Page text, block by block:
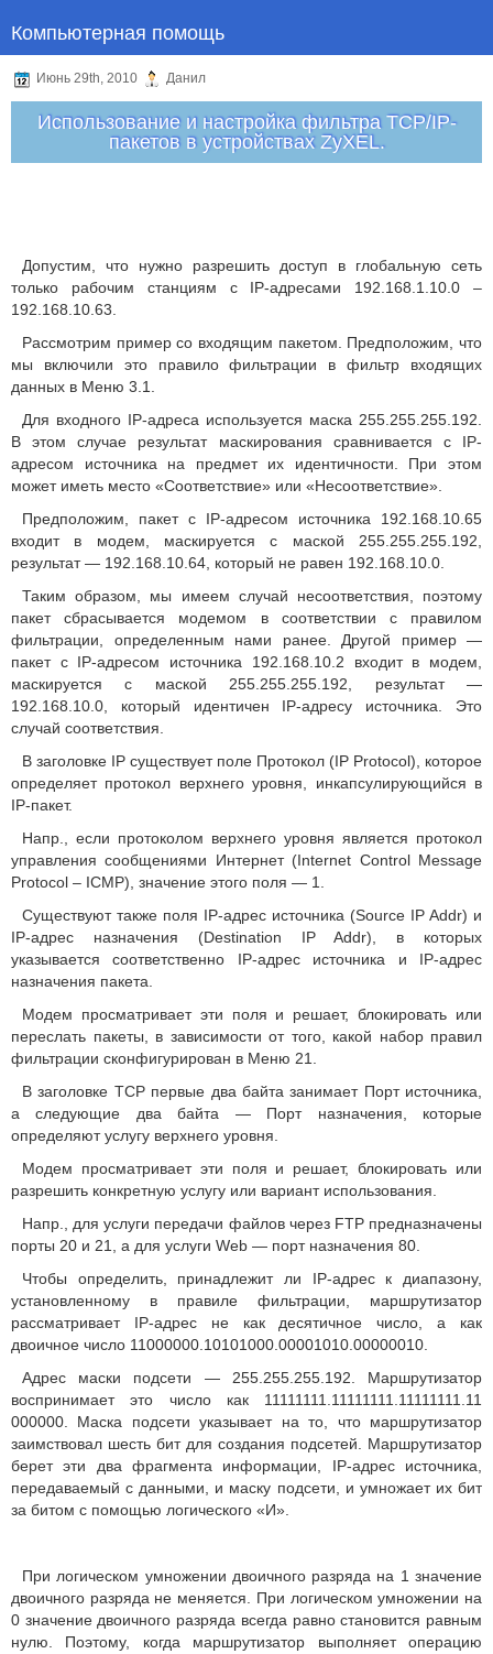
Компьютерная помощь
Июнь 29th, 2010 Данил
Использование и настройка фильтра TCP/IP-
пакетов в устройствах ZyXEL.
Допустим, что нужно разрешить доступ в глобальную сеть
только рабочим станциям с IP-адресами 192.168.1.10.0 –
192.168.10.63.
Рассмотрим пример со входящим пакетом. Предположим, что
мы включили это правило фильтрации в фильтр входящих
данных в Меню 3.1.
Для входного IP-адреса используется маска 255.255.255.192.
В этом случае результат маскирования сравнивается с IP-
адресом источника на предмет их идентичности. При этом
может иметь место «Соответствие» или «Несоответствие».
Предположим, пакет с IP-адресом источника 192.168.10.65
входит в модем, маскируется с маской 255.255.255.192,
результат — 192.168.10.64, который не равен 192.168.10.0.
Таким образом, мы имеем случай несоответствия, поэтому
пакет сбрасывается модемом в соответствии с правилом
фильтрации, определенным нами ранее. Другой пример —
пакет с IP-адресом источника 192.168.10.2 входит в модем,
маскируется с маской 255.255.255.192, результат —
192.168.10.0, который идентичен IP-адресу источника. Это
случай соответствия.
В заголовке IP существует поле Протокол (IP Protocol), которое
определяет протокол верхнего уровня, инкапсулирующийся в
IP-пакет.
Напр., если протоколом верхнего уровня является протокол
управления сообщениями Интернет (Internet Control Message
Protocol – ICMP), значение этого поля — 1.
Существуют также поля IP-адрес источника (Source IP Addr) и
IP-адрес назначения (Destination IP Addr), в которых
указывается соответственно IP-адрес источника и IP-адрес
назначения пакета.
Модем просматривает эти поля и решает, блокировать или
переслать пакеты, в зависимости от того, какой набор правил
фильтрации сконфигурирован в Меню 21.
В заголовке TCP первые два байта занимает Порт источника,
а следующие два байта — Порт назначения, которые
определяют услугу верхнего уровня.
Модем просматривает эти поля и решает, блокировать или
разрешить конкретную услугу или вариант использования.
Напр., для услуги передачи файлов через FTP предназначены
порты 20 и 21, а для услуги Web — порт назначения 80.
Чтобы определить, принадлежит ли IP-адрес к диапазону,
установленному в правиле фильтрации, маршрутизатор
рассматривает IP-адрес не как десятичное число, а как
двоичное число 11000000.10101000.00001010.00000010.
Адрес маски подсети — 255.255.255.192. Маршрутизатор
воспринимает это число как 11111111.11111111.11111111.11
000000. Маска подсети указывает на то, что маршрутизатор
заимствовал шесть бит для создания подсетей. Маршрутизатор
берет эти два фрагмента информации, IP-адрес источника,
передаваемый с данными, и маску подсети, и умножает их бит
за битом с помощью логического «И».
При логическом умножении двоичного разряда на 1 значение
двоичного разряда не меняется. При логическом умножении на
0 значение двоичного разряда всегда равно становится равным
нулю. Поэтому, когда маршрутизатор выполняет операцию